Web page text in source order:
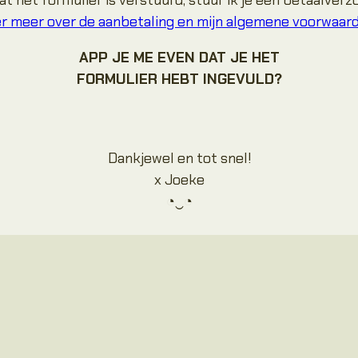
meer over de aanbetaling en mijn algemene
APP JE ME EVEN DAT JE HET
FORMULIER HEBT INGEVULD?
Dankjewel en tot snel!
x Joeke
◔‿◔